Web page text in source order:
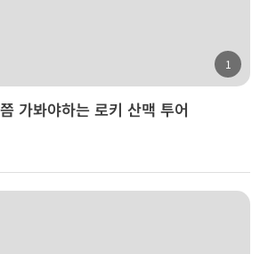
1
가봐야하는 로키 산맥 투어